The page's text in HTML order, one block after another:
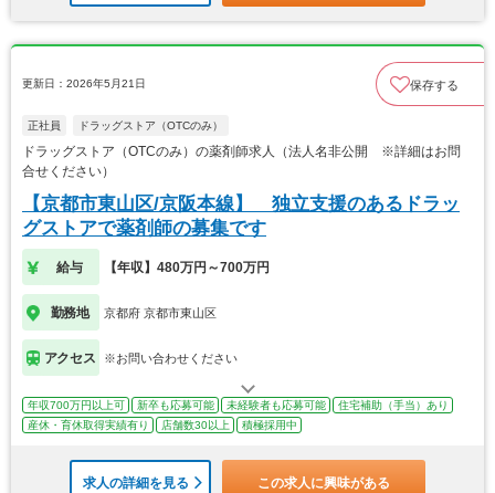
更新日：2026年5月21日 保存する
正社員 ドラッグストア（OTCのみ）
ドラッグストア（OTCのみ）の薬剤師求人（法人名非公開 ※詳細はお問
合せください）
【京都市東山区/京阪本線】 独立支援のあるドラッ
グストアで薬剤師の募集です
給与 【年収】480万円～700万円
勤務地 京都府 京都市東山区
アクセス ※お問い合わせください
年収700万円以上可 新卒も応募可能 未経験者も応募可能
住宅補助（手当）あり
産休・育休取得実績有り
店舗数30以上 積極採用中
求人の詳細を見る この求人に興味がある